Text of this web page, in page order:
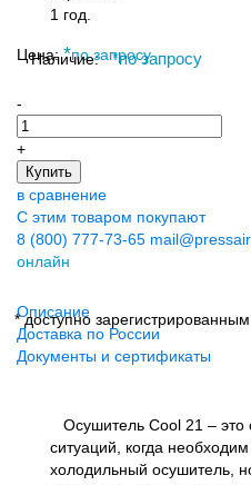
1 год.
Цена: *по запросу
Наличие: *по запросу
-
+
Купить
в сравнение
С этим товаром покупают
8 (800) 777-73-65
онлайн
* доступно
Описание
Доставка по России
Документы и сертификаты
Осушитель Cool 21 –
ситуаций, когда
холодильный осушитель,